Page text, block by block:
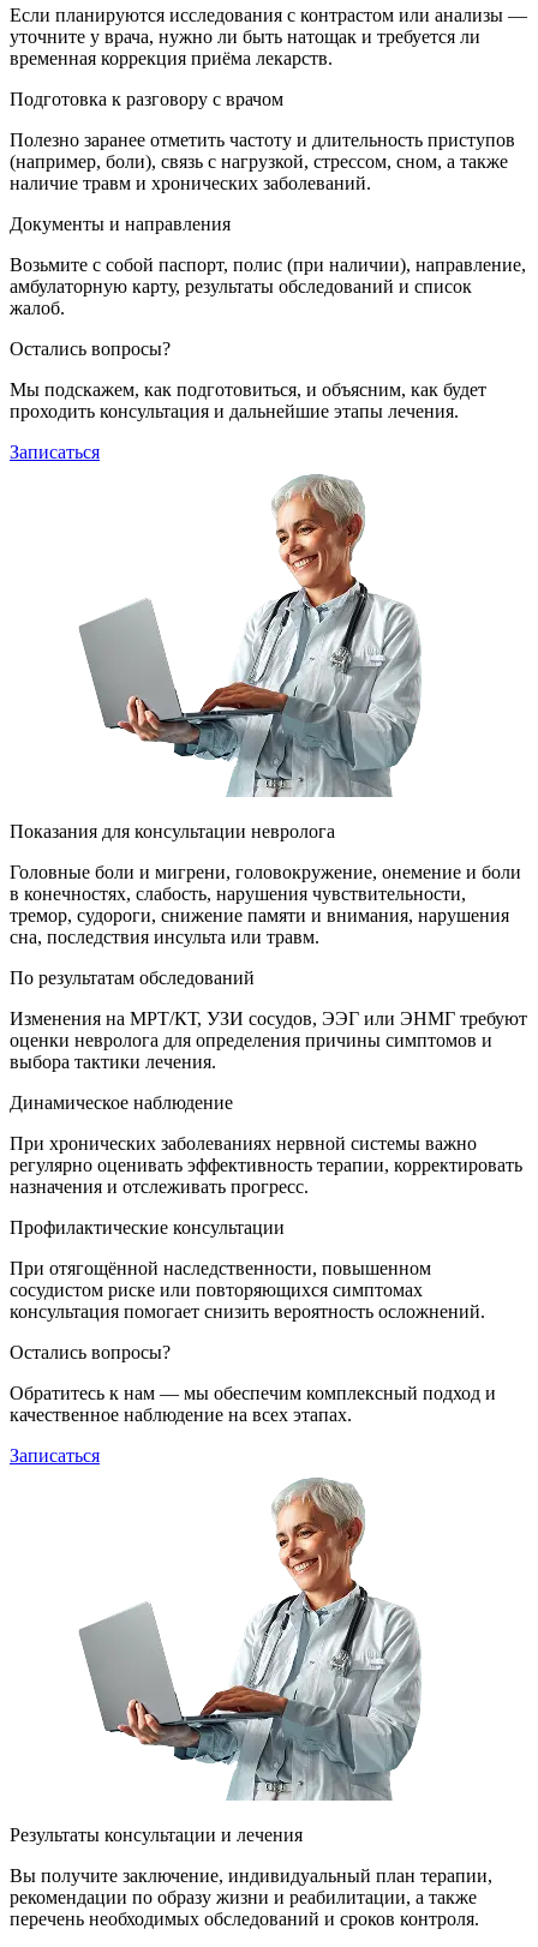
Если планируются исследования с контрастом или анализы —
уточните у врача, нужно ли быть натощак и требуется ли
временная коррекция приёма лекарств.
Подготовка к разговору с врачом
Полезно заранее отметить частоту и длительность приступов
(например, боли), связь с нагрузкой, стрессом, сном, а также
наличие травм и хронических заболеваний.
Документы и направления
Возьмите с собой паспорт, полис (при наличии), направление,
амбулаторную карту, результаты обследований и список
жалоб.
Остались вопросы?
Мы подскажем, как подготовиться, и объясним, как будет
проходить консультация и дальнейшие этапы лечения.
Записаться
Показания для консультации невролога
Головные боли и мигрени, головокружение, онемение и боли
в конечностях, слабость, нарушения чувствительности,
тремор, судороги, снижение памяти и внимания, нарушения
сна, последствия инсульта или травм.
По результатам обследований
Изменения на МРТ/КТ, УЗИ сосудов, ЭЭГ или ЭНМГ требуют
оценки невролога для определения причины симптомов и
выбора тактики лечения.
Динамическое наблюдение
При хронических заболеваниях нервной системы важно
регулярно оценивать эффективность терапии, корректировать
назначения и отслеживать прогресс.
Профилактические консультации
При отягощённой наследственности, повышенном
сосудистом риске или повторяющихся симптомах
консультация помогает снизить вероятность осложнений.
Остались вопросы?
Обратитесь к нам — мы обеспечим комплексный подход и
качественное наблюдение на всех этапах.
Записаться
Результаты консультации и лечения
Вы получите заключение, индивидуальный план терапии,
рекомендации по образу жизни и реабилитации, а также
перечень необходимых обследований и сроков контроля.